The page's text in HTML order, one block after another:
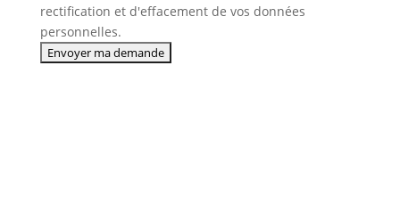
rectification et d'effacement de vos données
personnelles.